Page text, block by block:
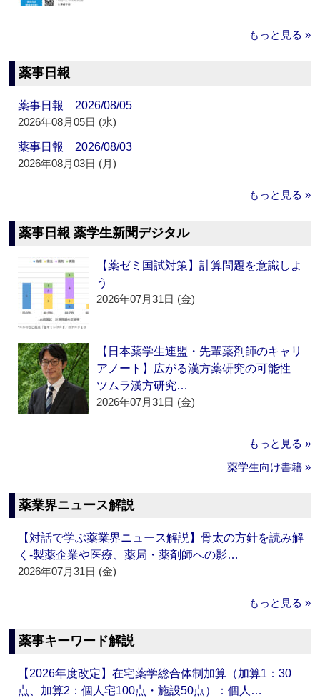
もっと見る »
薬事日報
薬事日報 2026/08/05
2026年08月05日 (水)
薬事日報 2026/08/03
2026年08月03日 (月)
もっと見る »
薬事日報 薬学生新聞デジタル
【薬ゼミ国試対策】計算問題を意識しよ
う
2026年07月31日 (金)
【日本薬学生連盟・先輩薬剤師のキャリ
アノート】広がる漢方薬研究の可能性
ツムラ漢方研究…
2026年07月31日 (金)
もっと見る »
薬学生向け書籍 »
薬業界ニュース解説
【対話で学ぶ薬業界ニュース解説】骨太の方針を読み解
く‐製薬企業や医療、薬局・薬剤師への影…
2026年07月31日 (金)
もっと見る »
薬事キーワード解説
【2026年度改定】在宅薬学総合体制加算（加算1：30
点、加算2：個人宅100点・施設50点）：個人…